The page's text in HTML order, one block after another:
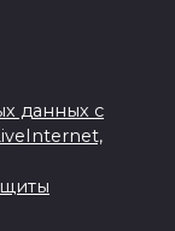
данных с